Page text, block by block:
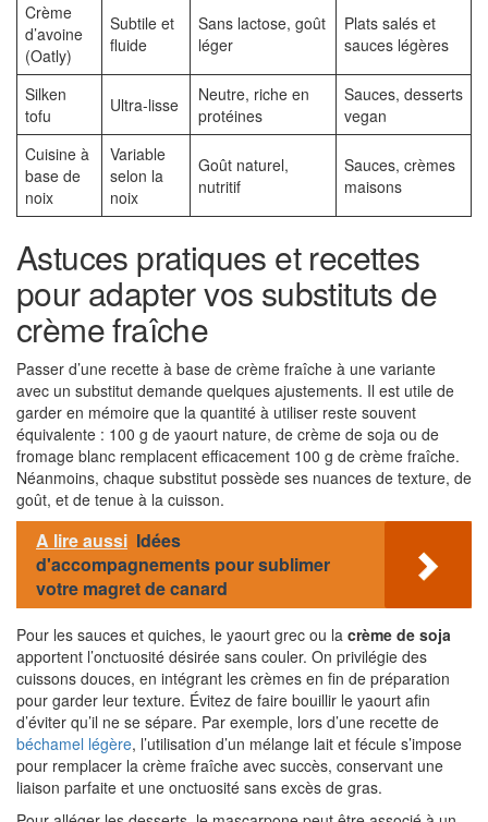
Crème
d’avoine
(Oatly)
Subtile et
fluide
Sans lactose, goût
léger
Plats salés et
sauces légères
Silken
tofu
Ultra-lisse
Neutre, riche en
protéines
Sauces, desserts
vegan
Cuisine à
base de
noix
Variable
selon la
noix
Goût naturel,
nutritif
Sauces, crèmes
maisons
Astuces pratiques et recettes
pour adapter vos substituts de
crème fraîche
Passer d’une recette à base de crème fraîche à une variante
avec un substitut demande quelques ajustements. Il est utile de
garder en mémoire que la quantité à utiliser reste souvent
équivalente : 100 g de yaourt nature, de crème de soja ou de
fromage blanc remplacent efficacement 100 g de crème fraîche.
Néanmoins, chaque substitut possède ses nuances de texture, de
goût, et de tenue à la cuisson.
A lire aussi Idées
d'accompagnements pour sublimer
votre magret de canard
Pour les sauces et quiches, le yaourt grec ou la crème de soja
apportent l’onctuosité désirée sans couler. On privilégie des
cuissons douces, en intégrant les crèmes en fin de préparation
pour garder leur texture. Évitez de faire bouillir le yaourt afin
d’éviter qu’il ne se sépare. Par exemple, lors d’une recette de
béchamel légère, l’utilisation d’un mélange lait et fécule s’impose
pour remplacer la crème fraîche avec succès, conservant une
liaison parfaite et une onctuosité sans excès de gras.